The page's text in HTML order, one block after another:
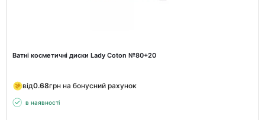
Ватні косметичні диски Lady Coton №80+20
від0.68грн на бонусний рахунок
в наявності